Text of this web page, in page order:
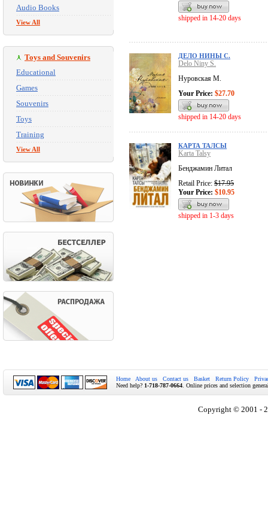
Audio Books
View All
Toys and Souvenirs
Educational
Games
Souvenirs
Toys
Training
View All
shipped in 14-20 days
ДЕЛО НИНЫ С.
Delo Niny S.
Нуровская М.
Your Price: $27.70
shipped in 14-20 days
КАРТА ТАЛСЫ
Karta Talsy
Бенджамин Литал
Retail Price: $17.95
Your Price: $10.95
shipped in 1-3 days
Home About us Contact us Basket Return Policy
Need help? 1-718-787-0664 . Online prices and selection
Copyright © 2001 -